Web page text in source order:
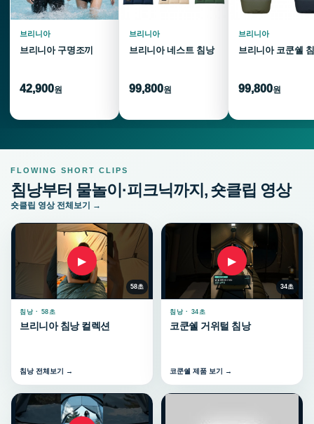
브리니아
브리니아 구명조끼
42,900원
브리니아
브리니아 네스트 침낭
99,800원
브리니아
브리니아 코쿤쉘
99,800원
FLOWING SHORT CLIPS
침낭부터 물놀이·피크닉까지, 숏클립 영상
숏클립 영상 전체보기 →
▶
58초
침낭 · 58초
브리니아 침낭 컬렉션
침낭 전체보기 →
▶
34초
침낭 · 34초
코쿤쉘 거위털 침낭
코쿤쉘 제품 보기 →